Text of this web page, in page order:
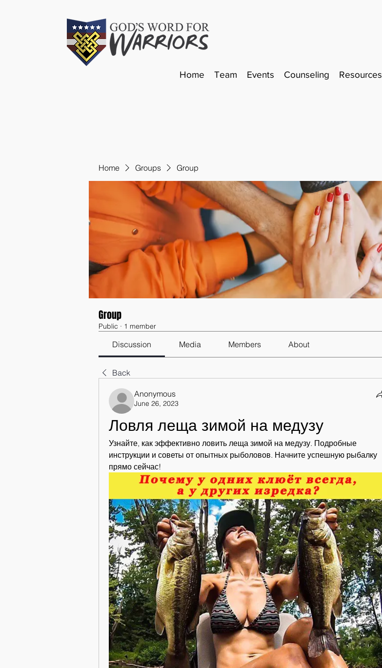
Home Team Events Counseling Resources
Home Groups Group
Group
Public · 1 member
Discussion Media Members About
Back
Anonymous
June 26, 2023
Ловля леща зимой на медузу
Узнайте, как эффективно ловить леща зимой на медузу. Подробные
инструкции и советы от опытных рыболовов. Начните успешную рыбалку
прямо сейчас!